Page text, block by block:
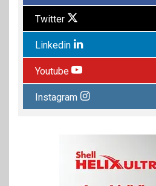
Twitter
Linkedin
Youtube
Instagram